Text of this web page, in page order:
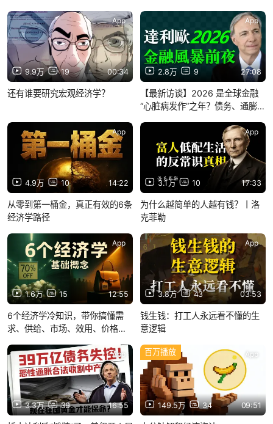
9.9万 19 00:34
App
还有谁要研究宏观经济学？
2.8万 9 27:08
App
【最新访谈】2026 是全球金融
“心脏病发作”之年？债务、通膨、
欧（Ray Dalio），桥水基金创办
4.9万 10 14:22
App
从零到第一桶金，真正有效的6条
经济学路径
3.1万 10 17:33
App
为什么越简单的人越有钱？丨洛
克菲勒
1.6万 15 12:55
App
6个经济学冷知识，带你搞懂需
求、供给、市场、效用、价格与
3.8万 43 03:53
App
钱生钱：打工人永远看不懂的生
意逻辑
3.3万 39 16:55
App
149.5万 34 09:51
百万播放 App